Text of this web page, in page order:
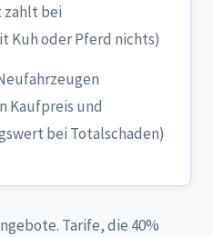
zahlt bei
Kuh oder Pferd nichts)
Kaufpreis und
bei Totalschaden)
Tarife, die 40%